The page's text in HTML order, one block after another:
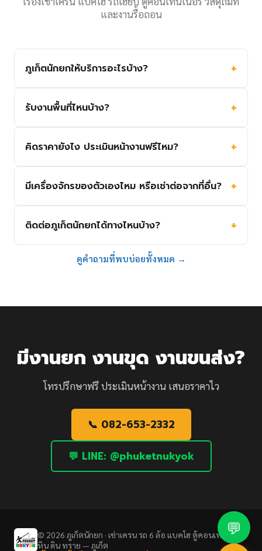
และงานรื้อถอน
ภูเก็ตนักยกให้บริการอะไรบ้าง?
รับงานพื้นที่ไหนบ้าง?
คิดราคายังไง ประเมินหน้างานฟรีไหม?
มีเครื่องจักรของตัวเองไหม หรือเช่าต่อจากที่อื่น?
ติดต่อภูเก็ตนักยกได้ทางไหนบ้าง?
ดูคำถามที่พบบ่อยทั้งหมด →
มีงานยก งานขุด งานขนส่ง?
โทรปรึกษาฟรี ประเมินหน้างาน เสนอราคาไว
📞 082-653-2332
💬 LINE: @phuketnukyok
© 2026 ภูเก็ตนักยก · เช่าเครน รถ 6 ล้อ แบคโฮ ตู้คอนเทนเนอร์
หิน ดิน ทราย — ภูเก็ต
💬